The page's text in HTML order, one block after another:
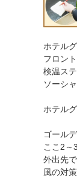
ホテル
フロン
検温ス
ソーシ
ホテル
ゴール
ここ2～
外出先
風の対